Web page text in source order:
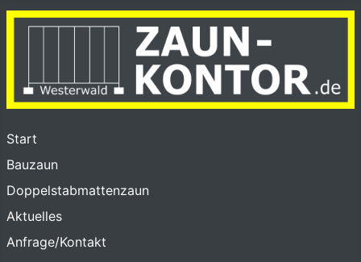
Start
Bauzaun
Doppelstabmattenzaun
Aktuelles
Anfrage/Kontakt